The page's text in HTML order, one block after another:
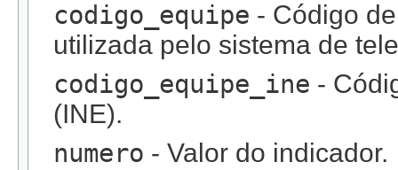
codigo_equipe - Código
utilizada pelo sistema de
codigo_equipe_ine -
(INE).
numero - Valor do indicador.